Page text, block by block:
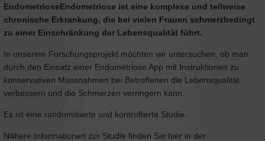
EndometrioseEndometriose ist eine komplexe und teilweise
chronische Erkrankung, die bei vielen Frauen schmerzbedingt
zu einer Einschränkung der Lebensqualität führt.
In unserem Forschungsprojekt möchten wir untersuchen, ob man
durch den Einsatz einer Endometriose App mit Instruktionen zu
konservativen Massnahmen bei Betroffenen die Lebensqualität
verbessern und die Schmerzen verringern kann.
Es ist eine randomisierte und kontrollierte Studie.
Nähere Informationen zur Studie finden Sie hier in der